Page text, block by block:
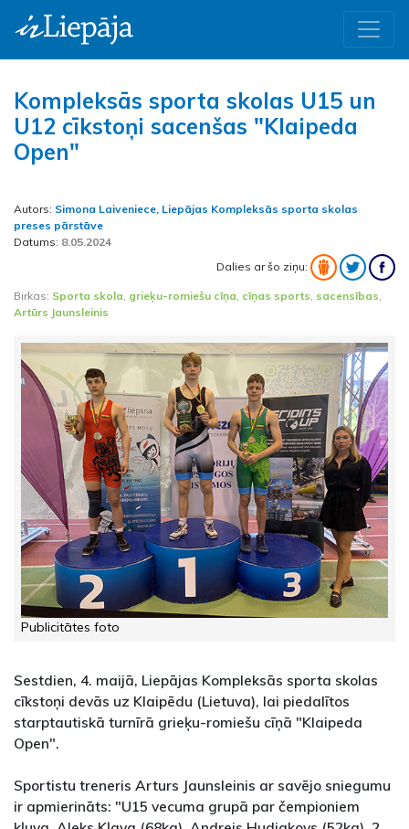
Kompleksās sporta skolas U15 un
U12 cīkstoņi sacenšas "Klaipeda
Open"
Autors: Simona Laiveniece, Liepājas Kompleksās sporta skolas
preses pārstāve
Datums: 8.05.2024
Dalies ar šo ziņu:
Birkas: Sporta skola grieķu-romiešu cīņa cīņas sports sacensības
Artūrs Jaunsleinis
Publicitātes foto
Sestdien, 4. maijā, Liepājas Kompleksās sporta skolas
cīkstoņi devās uz Klaipēdu (Lietuva), lai piedalītos
starptautiskā turnīrā grieķu-romiešu cīņā "Klaipeda
Open".
Sportistu treneris Arturs Jaunsleinis ar savējo sniegumu
ir apmierināts: "U15 vecuma grupā par čempioniem